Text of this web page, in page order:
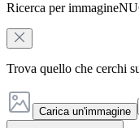
Ricerca per immagine
Trova quello che cerchi
Carica un'immagine